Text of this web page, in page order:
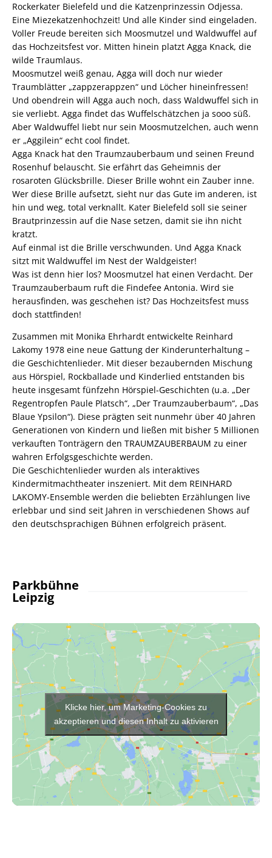
Rockerkater Bielefeld und die Katzenprinzessin Odjessa.
Eine Miezekatzenhochzeit! Und alle Kinder sind eingeladen.
Voller Freude bereiten sich Moosmutzel und Waldwuffel auf
das Hochzeitsfest vor. Mitten hinein platzt Agga Knack, die
wilde Traumlaus.
Moosmutzel weiß genau, Agga will doch nur wieder
Traumblätter „zappzerappzen“ und Löcher hineinfressen!
Und obendrein will Agga auch noch, dass Waldwuffel sich in
sie verliebt. Agga findet das Wuffelschätzchen ja sooo süß.
Aber Waldwuffel liebt nur sein Moosmutzelchen, auch wenn
er „Aggilein“ echt cool findet.
Agga Knack hat den Traumzauberbaum und seinen Freund
Rosenhuf belauscht. Sie erfährt das Geheimnis der
rosaroten Glücksbrille. Dieser Brille wohnt ein Zauber inne.
Wer diese Brille aufsetzt, sieht nur das Gute im anderen, ist
hin und weg, total verknallt. Kater Bielefeld soll sie seiner
Brautprinzessin auf die Nase setzen, damit sie ihn nicht
kratzt.
Auf einmal ist die Brille verschwunden. Und Agga Knack
sitzt mit Waldwuffel im Nest der Waldgeister!
Was ist denn hier los? Moosmutzel hat einen Verdacht. Der
Traumzauberbaum ruft die Findefee Antonia. Wird sie
herausfinden, was geschehen ist? Das Hochzeitsfest muss
doch stattfinden!
Zusammen mit Monika Ehrhardt entwickelte Reinhard
Lakomy 1978 eine neue Gattung der Kinderunterhaltung –
die Geschichtenlieder. Mit dieser bezaubernden Mischung
aus Hörspiel, Rockballade und Kinderlied entstanden bis
heute insgesamt fünfzehn Hörspiel-Geschichten (u.a. „Der
Regentropfen Paule Platsch“, „Der Traumzauberbaum“, „Das
Blaue Ypsilon“). Diese prägten seit nunmehr über 40 Jahren
Generationen von Kindern und ließen mit bisher 5 Millionen
verkauften Tonträgern den TRAUMZAUBERBAUM zu einer
wahren Erfolgsgeschichte werden.
Die Geschichtenlieder wurden als interaktives
Kindermitmachtheater inszeniert. Mit dem REINHARD
LAKOMY-Ensemble werden die beliebten Erzählungen live
erlebbar und sind seit Jahren in verschiedenen Shows auf
den deutschsprachigen Bühnen erfolgreich präsent.
Parkbühne
Leipzig
Klicke hier, um Marketing-Cookies zu
akzeptieren und diesen Inhalt zu aktivieren